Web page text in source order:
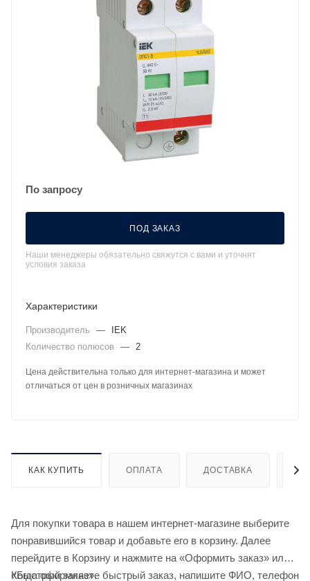
По запросу
ПОД ЗАКАЗ
Наши менеджеры обязательно свяжутся с вами и уточнят
условия заказа
Характеристики
Производитель —
IEK
Количество полюсов
— 2
Цена действительна только для интернет-магазина и может
отличаться от цен в розничных магазинах
КАК КУПИТЬ ОПЛАТА ДОСТАВКА
Для покупки товара в нашем интернет-магазине выберите
понравившийся товар и добавьте его в корзину. Далее
перейдите в Корзину и нажмите на «Оформить заказ» или
«Быстрый заказ».
Когда оформляете быстрый заказ, напишите ФИО, телефон